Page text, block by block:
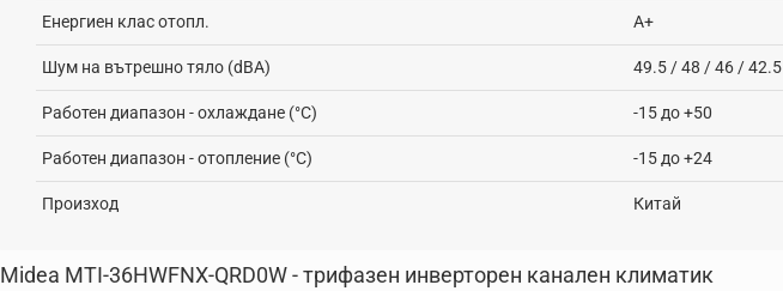
Енергиен клас отопл. А+
Шум на вътрешно тяло (dBA) 49.5 / 48 / 46 / 42.5
Работен диапазон - oхлаждане (°C) -15 до +50
Работен диапазон - отопление (°C) -15 до +24
Произход Китай
Midea MTI-36HWFNX-QRD0W - трифазен инверторен канален климатик